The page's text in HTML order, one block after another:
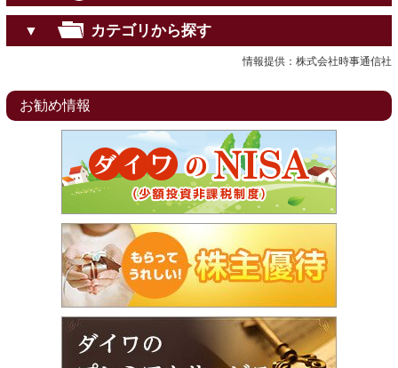
▼ カテゴリから探す
情報提供：株式会社時事通信社
お勧め情報